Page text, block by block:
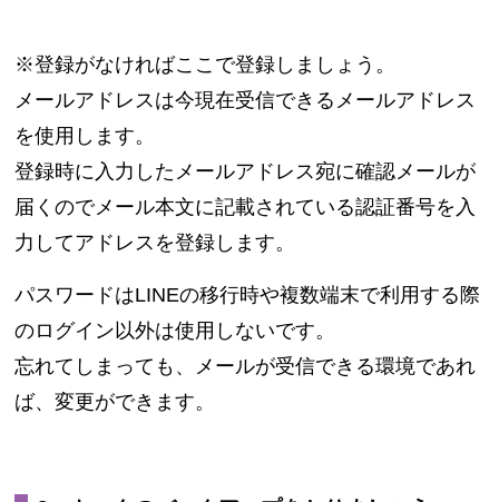
※登録がなければここで登録しましょう。
メールアドレスは今現在受信できるメールアドレス
を使用します。
登録時に入力したメールアドレス宛に確認メールが
届くのでメール本文に記載されている認証番号を入
力してアドレスを登録します。
パスワードはLINEの移行時や複数端末で利用する際
のログイン以外は使用しないです。
忘れてしまっても、メールが受信できる環境であれ
ば、変更ができます。